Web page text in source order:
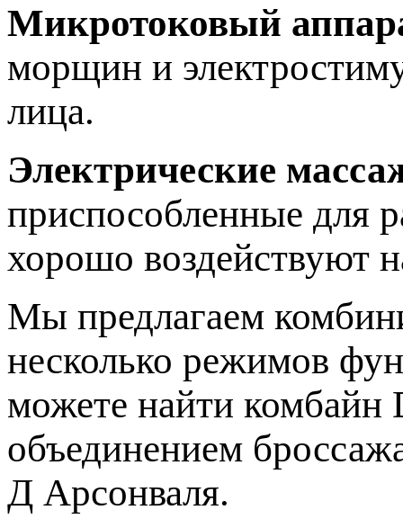
Микротоковый
морщин и
лица.
Электрические
приспособленные для
хорошо воздействуют
Мы предлагаем
несколько режимов
можете найти комбайн
объединением
Д Арсонваля.